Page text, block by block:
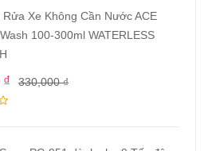
Rửa Xe Không Cần Nước ACE
100-300ml WATERLESS
330,000₫
₫